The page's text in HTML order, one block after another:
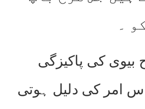
۔
کی پاکیزگی
امر کی دلیل ہوتی